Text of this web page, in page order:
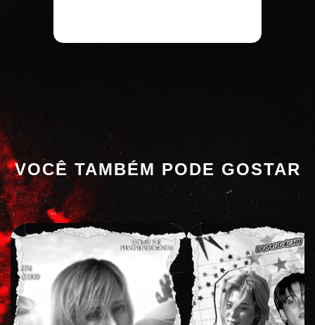
VOCÊ TAMBÉM PODE GOSTAR